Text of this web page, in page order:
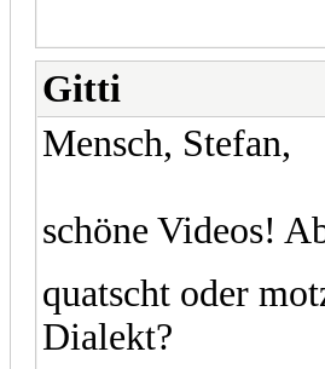
Gitti
Mensch, Stefan,
schöne Videos!
quatscht oder
Dialekt?